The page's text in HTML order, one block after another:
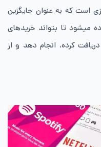
است که به عنوان جایگزین
پول نقد توسط شرکت‌ها به مشتری داده می‎شود تا بتواند خریدهای
کرده، انجام دهد و از